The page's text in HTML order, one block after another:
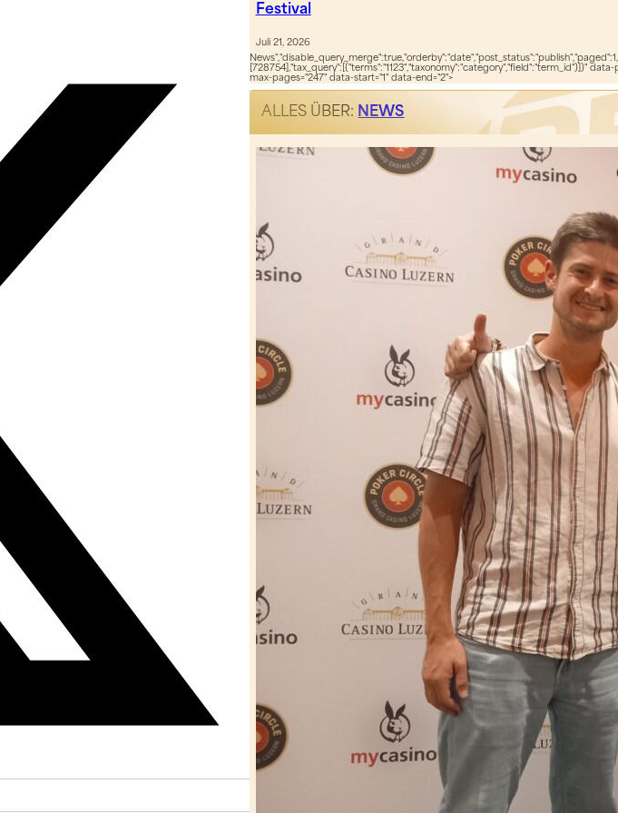
Festival
Juli 21, 2026
[728754],"tax_query":[{"terms":"1123","taxonomy":"category","field":"term_id"}]}" data-
max-pages="247" data-start="1" data-end="2">
ALLES ÜBER: NEWS